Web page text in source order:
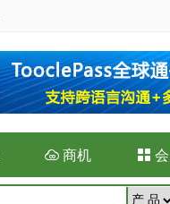
 商机 